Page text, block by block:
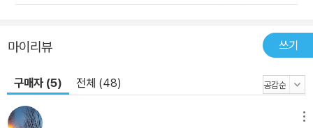
마이리뷰 쓰기
구매자 (5) 전체 (48)